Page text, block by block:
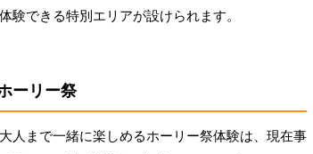
験できる特別エリアが設けられます。
ーリー祭
人まで一緒に楽しめるホーリー祭体験は、現在事